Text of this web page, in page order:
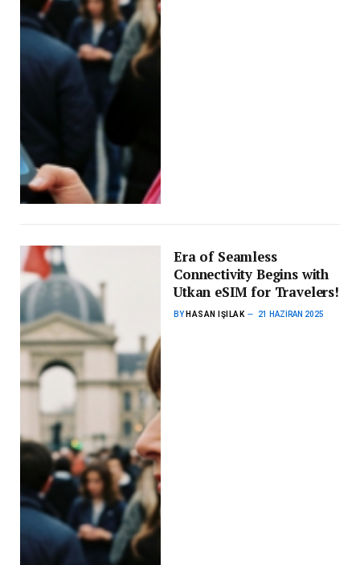
Era of Seamless
Connectivity Begins with
Utkan eSIM for Travelers!
BY HASAN IŞILAK 21 HAZIRAN 2025